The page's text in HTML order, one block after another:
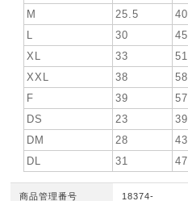
M
25.5 40
L
30 45
XL
33 51
XXL
38 58
F
39 57
DS
23 39
DM
28 43
DL
31 47
商品管理番号 18374-